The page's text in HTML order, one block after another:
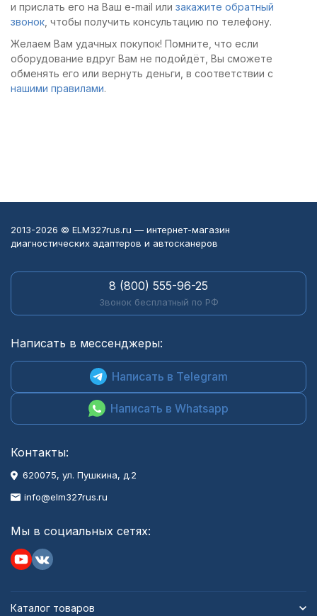
и прислать его на Ваш e-mail или закажите обратный
звонок , чтобы получить консультацию по телефону.
Желаем Вам удачных покупок! Помните, что если
оборудование вдруг Вам не подойдёт, Вы сможете
обменять его или вернуть деньги, в соответствии с
нашими правилами.
2013-2026 © ELM327rus.ru — интернет-магазин
диагностических адаптеров и автосканеров
8 (800) 555-96-25
Звонок бесплатный по РФ
Написать в мессенджеры:
Написать в Telegram
Написать в Whatsapp
Контакты:
620075, ул. Пушкина, д.2
info@elm327rus.ru
Мы в социальных сетях:
Каталог товаров